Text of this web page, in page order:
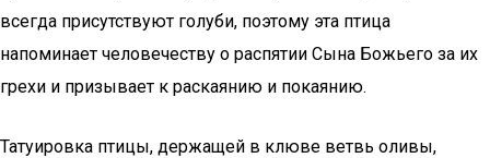
всегда присутствуют голуби, поэтому эта птица
напоминает человечеству о распятии Сына Божьего за их
грехи и призывает к раскаянию и покаянию.
Татуировка птицы, держащей в клюве ветвь оливы,